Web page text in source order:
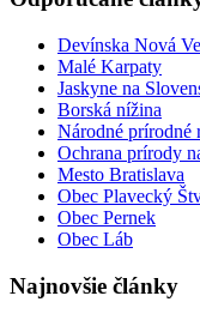
Devínska Nová
Malé Karpaty
Jaskyne na
Borská nížina
Národné prírodné
Ochrana prírody
Mesto Bratislava
Obec Plavecký
Obec Pernek
Obec Láb
Najnovšie články